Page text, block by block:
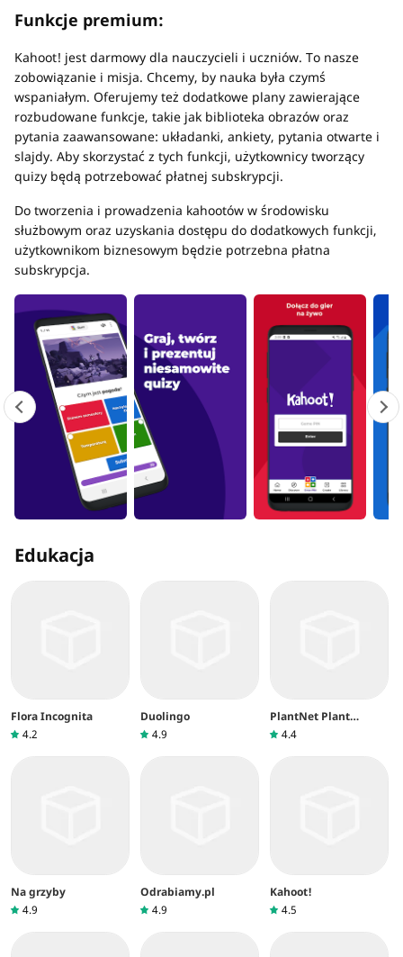
Funkcje premium:
Kahoot! jest darmowy dla nauczycieli i uczniów. To nasze
zobowiązanie i misja. Chcemy, by nauka była czymś
wspaniałym. Oferujemy też dodatkowe plany zawierające
rozbudowane funkcje, takie jak biblioteka obrazów oraz
pytania zaawansowane: układanki, ankiety, pytania otwarte i
slajdy. Aby skorzystać z tych funkcji, użytkownicy tworzący
quizy będą potrzebować płatnej subskrypcji.
Do tworzenia i prowadzenia kahootów w środowisku
służbowym oraz uzyskania dostępu do dodatkowych funkcji,
użytkownikom biznesowym będzie potrzebna płatna
subskrypcja.
Edukacja
Flora Incognita
4.2
Duolingo
4.9
PlantNet Plant
Identification
4.4
Na grzyby
4.9
Odrabiamy.pl
4.9
Kahoot!
4.5